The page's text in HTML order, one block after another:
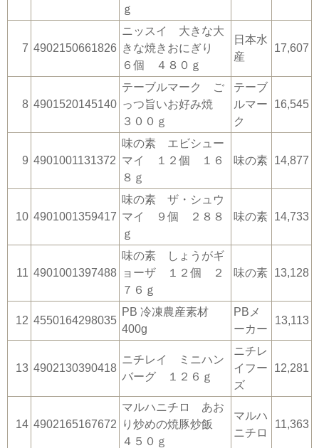
ｇ
7 4902150661826
ニッスイ 大きな大
きな焼きおにぎり
６個 ４８０ｇ
日本水
産
17,607
8 4901520145140
テーブルマーク ご
っつ旨いお好み焼
３００ｇ
テーブ
ルマー
ク
16,545
9 4901001131372
味の素 エビシュー
マイ １２個 １６
８ｇ
味の素 14,877
10 4901001359417
味の素 ザ・シュウ
マイ ９個 ２８８
ｇ
味の素 14,733
11 4901001397488
味の素 しょうがギ
ョーザ １２個 ２
７６ｇ
味の素 13,128
12 4550164298035
PB 冷凍農産素材
400g
PBメ
ーカー
13,113
13 4902130390418
ニチレイ ミニハン
バーグ １２６ｇ
ニチレ
イフー
ズ
12,281
14 4902165167672
マルハニチロ あお
り炒めの焼豚炒飯
４５０ｇ
マルハ
ニチロ
11,363